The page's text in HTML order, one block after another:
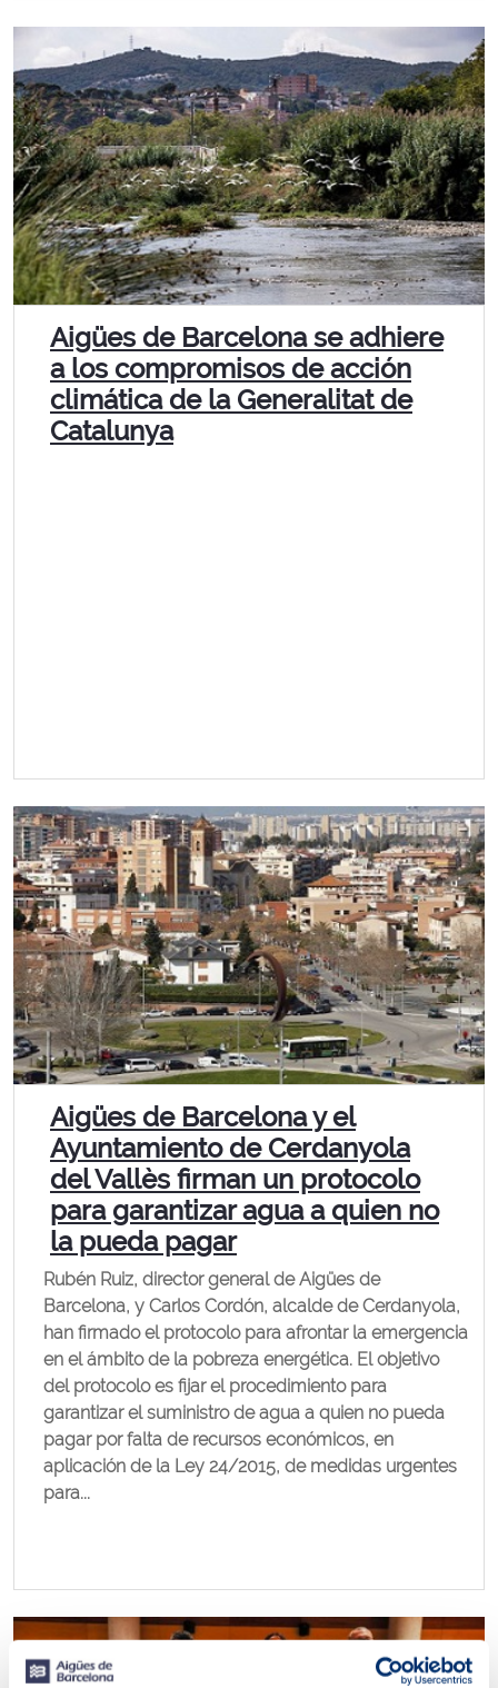
Aigües de Barcelona se adhiere
a los compromisos de acción
climática de la Generalitat de
Catalunya
Aigües de Barcelona y el
Ayuntamiento de Cerdanyola
del Vallès firman un protocolo
para garantizar agua a quien no
la pueda pagar
Rubén Ruiz, director general de Aigües de
Barcelona, y Carlos Cordón, alcalde de Cerdanyola,
han firmado el protocolo para afrontar la emergencia
en el ámbito de la pobreza energética. El objetivo
del protocolo es fijar el procedimiento para
garantizar el suministro de agua a quien no pueda
pagar por falta de recursos económicos, en
aplicación de la Ley 24/2015, de medidas urgentes
para...